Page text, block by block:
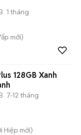
1 tháng
mới)
128GB Xanh
7-12 tháng
Hiệp mới)